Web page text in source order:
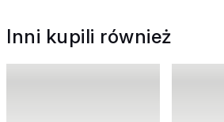
Inni kupili również